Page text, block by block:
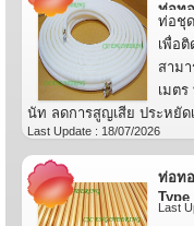
ท่อท
ท่อชุ
เพื่อ
สาม
เมต
นัท ลดการสูญเสีย ประหยัด
Last Update : 18/07/2026
ท่อท
Type
Last